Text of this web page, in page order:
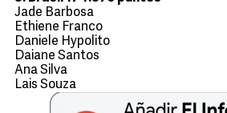
Jade Barbosa
Ethiene Franco
Daniele Hypolito
Daiane Santos
Ana Silva
Lais Souza